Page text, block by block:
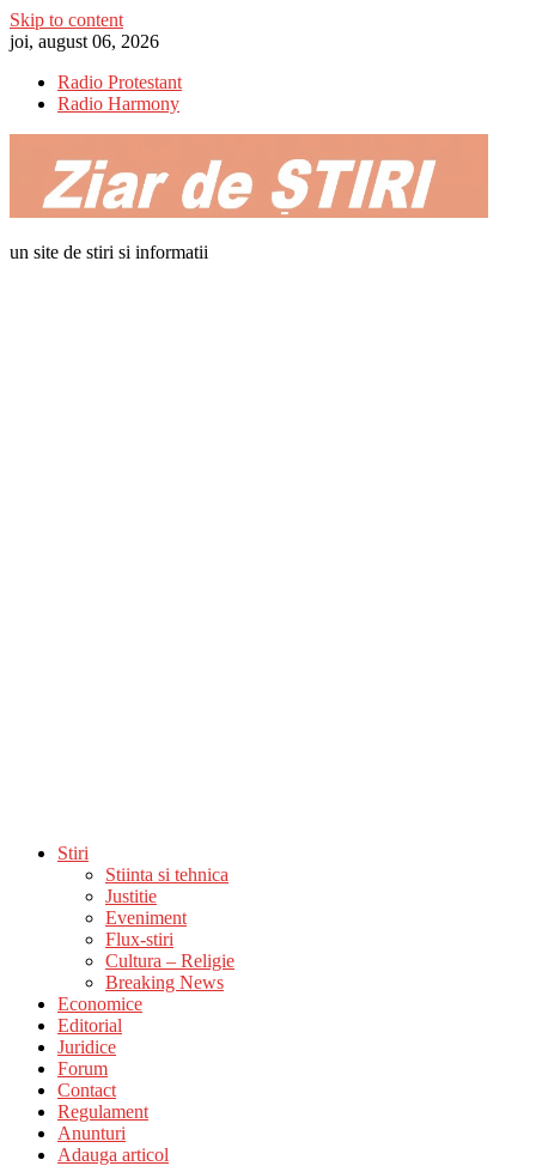
Skip to content
joi, august 06, 2026
Radio Protestant
Radio Harmony
un site de stiri si informatii
Stiri
Stiinta si tehnica
Justitie
Eveniment
Flux-stiri
Cultura – Religie
Breaking News
Economice
Editorial
Juridice
Forum
Contact
Regulament
Anunturi
Adauga articol